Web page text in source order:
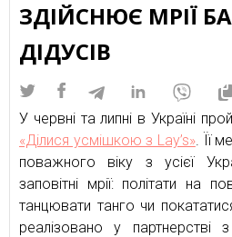
ЗДІЙСНЮЄ МРІЇ
ДІДУСІВ
У червні та липні в Україні
«Ділися усмішкою з Lay’s». Її
поважного віку з усієї
заповітні мрії: політати на
танцювати танго чи
реалізовано у партнерстві